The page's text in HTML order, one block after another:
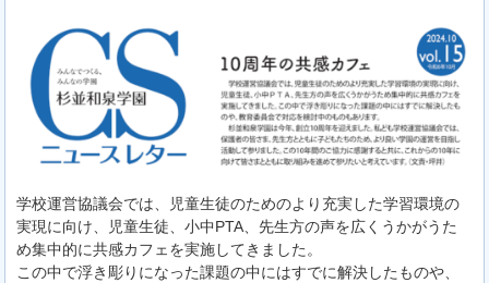
学校運営協議会では、児童生徒のためのより充実した学習環境の
実現に向け、児童生徒、小中PTA、先生方の声を広くうかがうた
め集中的に共感カフェを実施してきました。
この中で浮き彫りになった課題の中にはすでに解決したものや、